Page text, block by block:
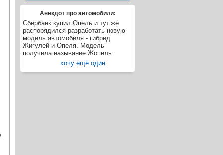
Анекдот про автомобили:
Сбербанк купил Опель и тут же
распорядился разработать новую
модель автомобиля - гибрид
Жигулей и Опеля. Модель
получила называние Жопель.
хочу ещё один